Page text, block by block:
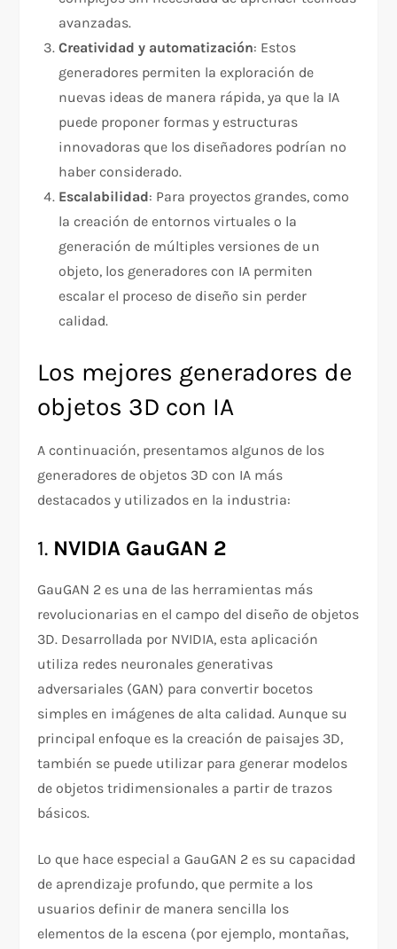
avanzadas.
Creatividad y automatización: Estos
generadores permiten la exploración de
nuevas ideas de manera rápida, ya que la IA
puede proponer formas y estructuras
innovadoras que los diseñadores podrían no
haber considerado.
Escalabilidad: Para proyectos grandes, como
la creación de entornos virtuales o la
generación de múltiples versiones de un
objeto, los generadores con IA permiten
escalar el proceso de diseño sin perder
calidad.
Los mejores generadores de
objetos 3D con IA
A continuación, presentamos algunos de los
generadores de objetos 3D con IA más
destacados y utilizados en la industria:
1. NVIDIA GauGAN 2
GauGAN 2 es una de las herramientas más
revolucionarias en el campo del diseño de objetos
3D. Desarrollada por NVIDIA, esta aplicación
utiliza redes neuronales generativas
adversariales (GAN) para convertir bocetos
simples en imágenes de alta calidad. Aunque su
principal enfoque es la creación de paisajes 3D,
también se puede utilizar para generar modelos
de objetos tridimensionales a partir de trazos
básicos.
Lo que hace especial a GauGAN 2 es su capacidad
de aprendizaje profundo, que permite a los
usuarios definir de manera sencilla los
elementos de la escena (por ejemplo, montañas,